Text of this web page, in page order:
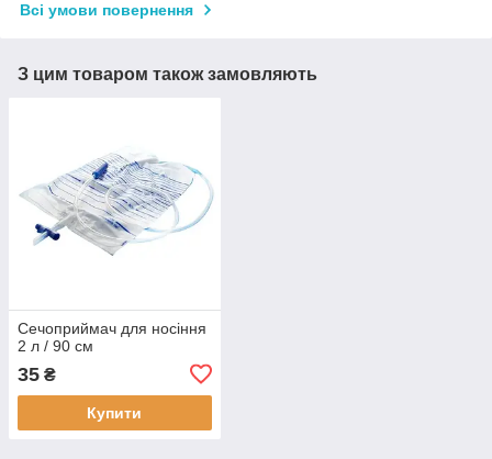
Всі умови повернення
З цим товаром також замовляють
Сечоприймач для носіння
2 л / 90 см
35 ₴
Купити